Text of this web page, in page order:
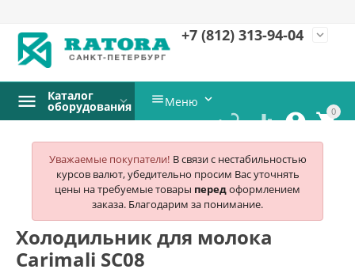
+7 (812) 313-94-04 expand_more
0


 
Каталог
оборудования Меню 
Уважаемые покупатели! В связи с нестабильностью
курсов валют, убедительно просим Вас уточнять
цены на требуемые товары передоформлением
заказа. Благодарим за понимание.
Холодильник для молока
Carimali SC08